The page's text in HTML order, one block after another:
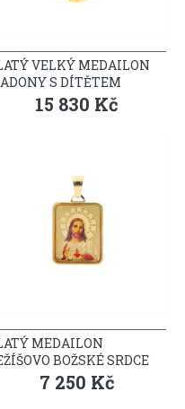
VELKÝ MEDAILON
S DÍTĚTEM
15 830 Kč
MEDAILON
BOŽSKÉ SRDCE
7 250 Kč